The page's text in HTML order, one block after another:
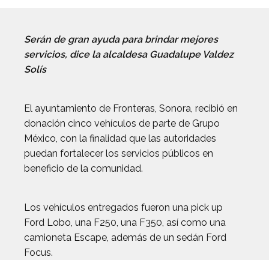
Serán de gran ayuda para brindar mejores
servicios, dice la alcaldesa Guadalupe Valdez
Solís
El ayuntamiento de Fronteras, Sonora, recibió en
donación cinco vehículos de parte de Grupo
México, con la finalidad que las autoridades
puedan fortalecer los servicios públicos en
beneficio de la comunidad.
Los vehículos entregados fueron una pick up
Ford Lobo, una F250, una F350, así como una
camioneta Escape, además de un sedán Ford
Focus.